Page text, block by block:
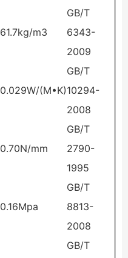
61.7kg/m3
GB/T
6343-
2009
0.029W/(M•K)
GB/T
10294-
2008
0.70N/mm
GB/T
2790-
1995
0.16Mpa
GB/T
8813-
2008
GB/T